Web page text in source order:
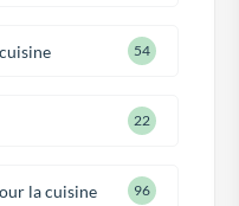
54
22
la cuisine 96